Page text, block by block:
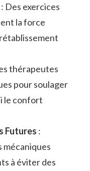
: Des exercices
la force
thérapeutes
pour soulager
le confort
Futures :
mécaniques
à éviter des